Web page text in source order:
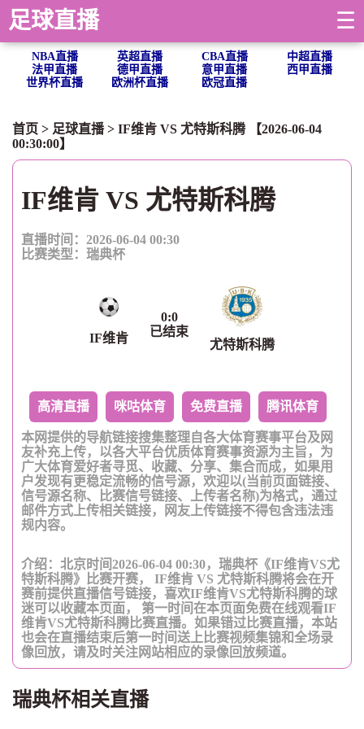
足球直播 ☰
NBA直播 英超直播 CBA直播
中超直播
法甲直播
德甲直播 意甲直播
西甲直播
世界杯直播
欧洲杯直播 欧冠直播
首页 > 足球直播> IF维肯 VS 尤特斯科腾 【2026-06-04
00:30:00】
IF维肯 VS 尤特斯科腾
直播时间：2026-06-04 00:30
比赛类型： 瑞典杯
IF维肯
0:0
已结束
尤特斯科腾
高清直播 咪咕体育 免费直播 腾讯体育
本网提供的导航链接搜集整理自各大体育赛事平台及网
友补充上传，以各大平台优质体育赛事资源为主旨，为
广大体育爱好者寻觅、收藏、分享、集合而成，如果用
户发现有更稳定流畅的信号源，欢迎以(当前页面链接、
信号源名称、比赛信号链接、上传者名称)为格式，通过
邮件方式上传相关链接，网友上传链接不得包含违法违
规内容。
介绍：北京时间2026-06-04 00:30，瑞典杯《IF维肯VS尤
特斯科腾》比赛开赛， IF维肯 VS 尤特斯科腾将会在开
赛前提供直播信号链接，喜欢IF维肯VS尤特斯科腾的球
迷可以收藏本页面， 第一时间在本页面免费在线观看IF
维肯VS尤特斯科腾比赛直播。如果错过比赛直播，本站
也会在直播结束后第一时间送上比赛视频集锦和全场录
像回放，请及时关注网站相应的录像回放频道。
瑞典杯相关直播